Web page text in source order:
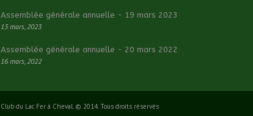
Assemblée générale annuelle - 19 mars 2023
13 mars, 2023
Assemblée générale annuelle - 20 mars 2022
16 mars, 2022
Club du Lac Fer à Cheval. © 2014. Tous droits réservés